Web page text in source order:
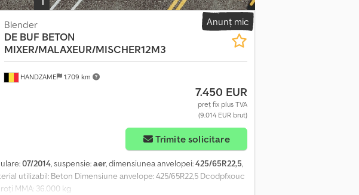
s
t
r
o
r
u
Anunț mic
HANDZAME 1.709 km
Blender
DE BUF BETON
MIXER/MALAXEUR/MISCHER12M3
7.450 EUR
preț fix plus TVA
(9.014 EUR brut)
Trimite solicitare
07/2014, suspensie:aer, dimensiunea anvelopei:425/65R22,5,
utilizabil: Beton Dimensiune anvelope: 425/65R22,5 Dcodpfxouc
MMA: 36.000 kg